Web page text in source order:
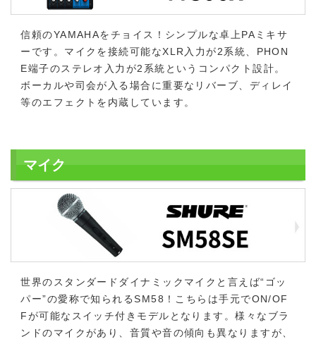
信頼のYAMAHAをチョイス！シンプルな卓上PAミキサ
ーです。マイクを接続可能なXLR入力が2系統、PHON
E端子のステレオ入力が2系統というコンパクト設計。
ボーカルや司会が入る場合に重要なリバーブ、ディレイ
等のエフェクトを内蔵しています。
マイク
世界のスタンダードダイナミックマイクと言えば“ゴッ
パー”の愛称で知られるSM58！こちらは手元でON/OF
Fが可能なスイッチ付きモデルとなります。様々なブラ
ンドのマイクがあり、音質や音の傾向も異なりますが、